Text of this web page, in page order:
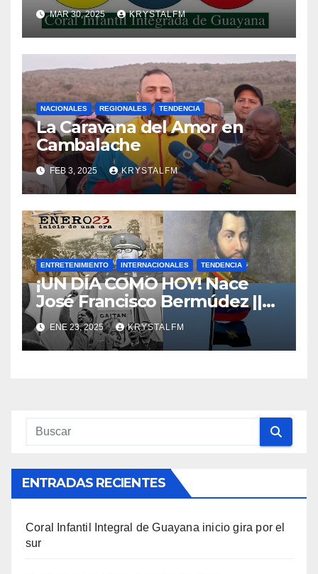
MAR 30, 2025 KRYSTALFM
NACIONALES REGIONALES TENDENCIA
La Caravana del Amor en
Cambalache
FEB 3, 2025 KRYSTALFM
ENTRETENIMIENTO INTERNACIONALES TENDENCIA
¡UN DÍA COMO HOY! Nace
José Francisco Bermúdez ||
Nace Jorge Eliecer Gaitán ||
Derrocamiento de Marcos
Pérez Jiménez || Nace
ENE 23, 2025 KRYSTALFM
ENTRADAS RECIENTES
Coral Infantil Integral de Guayana inicio gira por el
sur